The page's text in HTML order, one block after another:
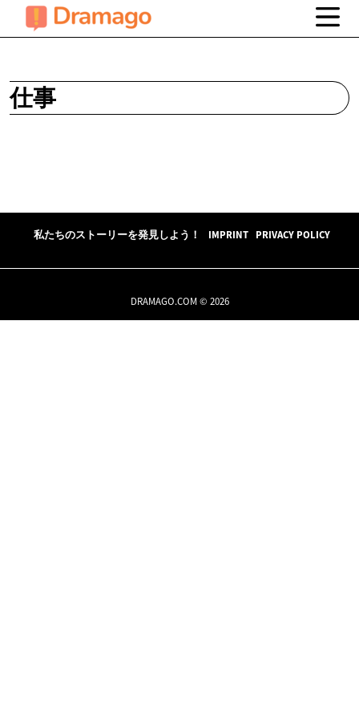
仕事
私たちのストーリーを発見しよう！ IMPRINT PRIVACY POLICY
DRAMAGO.COM © 2026